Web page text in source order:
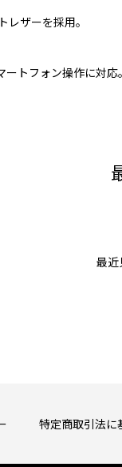
ザーを採用。
トフォン操作に対応。
最近
特定商取引法に